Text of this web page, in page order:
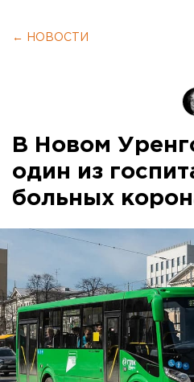
← НОВОСТИ
В Новом
один из
больных